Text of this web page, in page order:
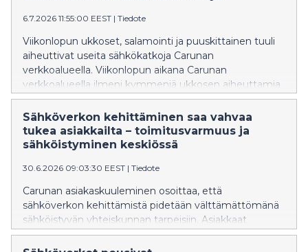
6.7.2026 11:55:00 EEST | Tiedote
Viikonlopun ukkoset, salamointi ja puuskittainen tuuli
aiheuttivat useita sähkökatkoja Carunan
verkkoalueella. Viikonlopun aikana Carunan
verkkoalueella ilmeni kymmeniä ukkosen aiheuttamia
vikoja verkossa, varsinkin lounais-Suomessa, Länsi-
Uudellamaalla sekä jonkin verran Etelä-Pohjanmaan
alueella.
Sähköverkon kehittäminen saa vahvaa
tukea asiakkailta – toimitusvarmuus ja
sähköistyminen keskiössä
30.6.2026 09:03:30 EEST | Tiedote
Carunan asiakaskuuleminen osoittaa, että
sähköverkon kehittämistä pidetään välttämättömänä
sähköistyvän yhteiskunnan tarpeisiin. Asiakkaat
korostavat erityisesti toimitusvarmuutta, kapasiteetin
riittävyyttä ja puhtaan energian mahdollistamista.